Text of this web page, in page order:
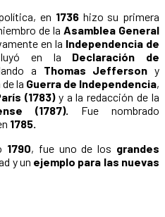
en 1736hizo su primera
de la Asamblea General
en la Independencia de
en la Declaración de
a Thomas Jefferson y
la Guerra de Independencia,
(1783)y a la redacción de la
(1787). Fue nombrado
1785.
1790, fue uno de los grandes
y un ejemplo para las nuevas